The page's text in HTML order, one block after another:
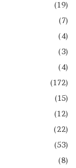
(19)
(7)
(4)
(3)
(4)
(172)
(15)
(12)
(22)
(53)
(8)